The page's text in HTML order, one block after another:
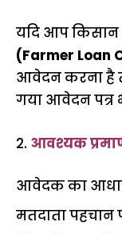
यदि आप किसान
(Farmer Loan
आवेदन करना है
गया आवेदन पत्र
2. आवश्यक
आवेदक का आधार
मतदाता पहचान